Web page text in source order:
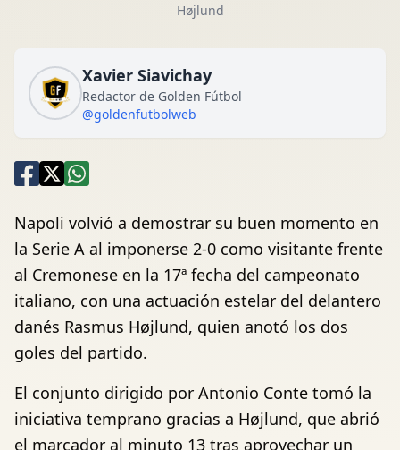
Højlund
Xavier Siavichay
Redactor de Golden Fútbol
@goldenfutbolweb
Napoli volvió a demostrar su buen momento en
la Serie A al imponerse 2-0 como visitante frente
al Cremonese en la 17ª fecha del campeonato
italiano, con una actuación estelar del delantero
danés Rasmus Højlund, quien anotó los dos
goles del partido.
El conjunto dirigido por Antonio Conte tomó la
iniciativa temprano gracias a Højlund, que abrió
el marcador al minuto 13 tras aprovechar un